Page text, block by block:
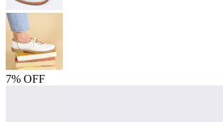
7% OFF